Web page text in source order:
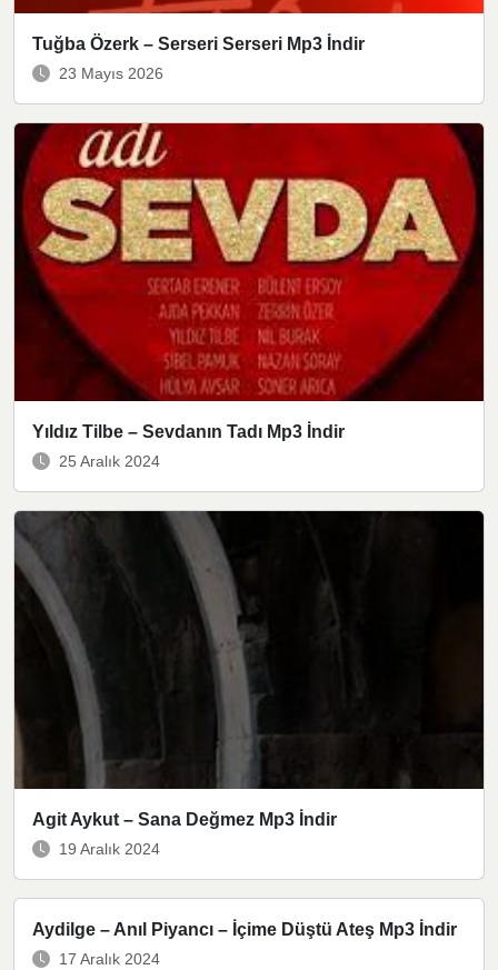
Tuğba Özerk – Serseri Serseri Mp3 İndir
23 Mayıs 2026
Yıldız Tilbe – Sevdanın Tadı Mp3 İndir
25 Aralık 2024
Agit Aykut – Sana Değmez Mp3 İndir
19 Aralık 2024
Aydilge – Anıl Piyancı – İçime Düştü Ateş Mp3 İndir
17 Aralık 2024